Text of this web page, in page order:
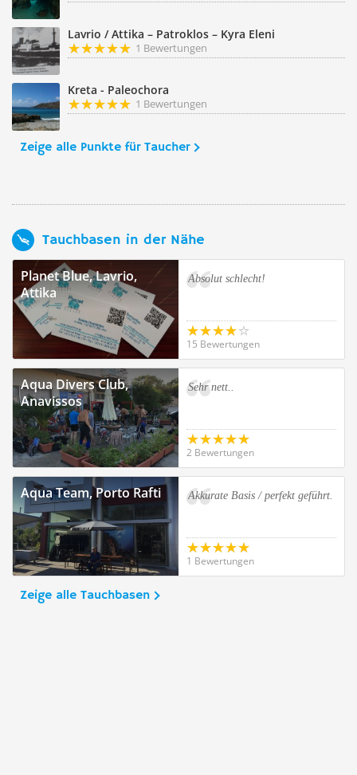
Lavrio / Attika – Patroklos – Kyra Eleni
1 Bewertungen
Kreta - Paleochora
1 Bewertungen
Zeige alle Punkte für Taucher
Tauchbasen in der Nähe
Planet Blue, Lavrio,
Attika
Absolut schlecht!
15 Bewertungen
Aqua Divers Club,
Anavissos
Sehr nett..
2 Bewertungen
Aqua Team, Porto Rafti Akkurate Basis / perfekt geführt.
1 Bewertungen
Zeige alle Tauchbasen